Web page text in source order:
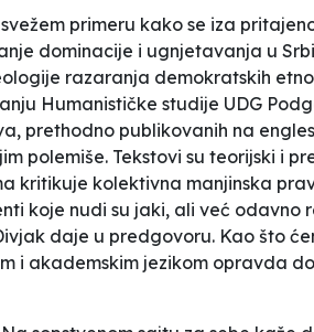
primeru kako se iza
dominacije i ugnjetavanja u
razaranja demokratskih
Humanističke studije UDG
prethodno publikovanih na
polemiše. Tekstovi su teorijski i
kritikuje kolektivna manjinska
koje nudi su jaki, ali već odavno
daje u predgovoru. Kao što
i akademskim jezikom opravda